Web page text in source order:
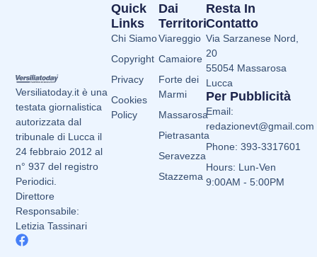
Versiliatoday.it è una
testata giornalistica
autorizzata dal
tribunale di Lucca il
24 febbraio 2012 al
n° 937 del registro
Periodici.
Direttore
Responsabile:
Letizia Tassinari
Dai
Territori
Viareggio
Camaiore
Forte dei
Marmi
Massarosa
Pietrasanta
Seravezza
Stazzema
Quick
Links
Chi Siamo
Copyright
Privacy
Cookies
Policy
Resta In
Contatto
Via Sarzanese Nord,
20
55054 Massarosa
Lucca
Per Pubblicità
Email:
redazionevt@gmail.com
Phone: 393-3317601
Hours: Lun-Ven
9:00AM - 5:00PM